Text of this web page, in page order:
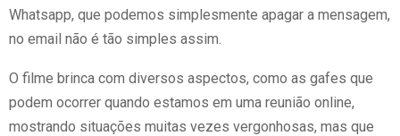
Whatsapp, que podemos simplesmente apagar a mensagem,
no email não é tão simples assim.
O filme brinca com diversos aspectos, como as gafes que
podem ocorrer quando estamos em uma reunião online,
mostrando situações muitas vezes vergonhosas, mas que